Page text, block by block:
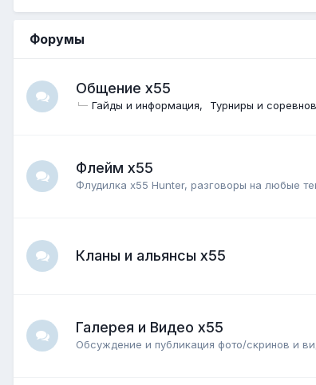
Форумы
Общение x55
Гайды и информация Турниры и
Флейм x55
Флудилка х55 Hunter, разговоры на любые
Кланы и альянсы x55
Галерея и Видео x55
Обсуждение и публикация фото/скринов и